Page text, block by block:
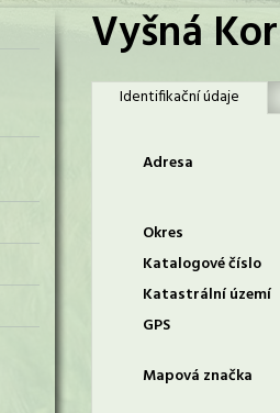
Vyšná
Identifikační údaje
Adresa
Okres
Katalogové číslo
Katastrální území
GPS
Mapová značka